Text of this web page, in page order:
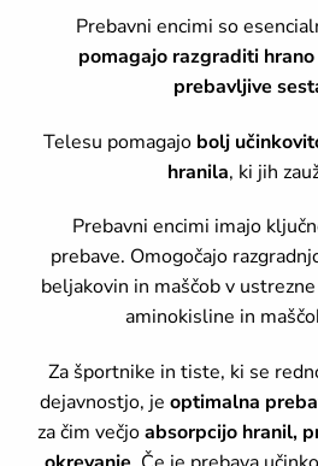
Prebavni encimi so
pomagajo razgraditi
prebavljive
Telesu pomagajo bolj
hranila, ki jih
Prebavni encimi imajo
prebave. Omogočajo
beljakovin in maščob v
aminokisline in
Za športnike in tiste, ki se
dejavnostjo, je optimalna
za čim večjoabsorpcijo hranil,